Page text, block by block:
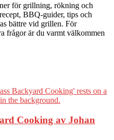
för grillning, rökning och
BBQ-guider, tips och
bättre vid grillen. För
frågor är du varmt välkommen
Cooking av Johan